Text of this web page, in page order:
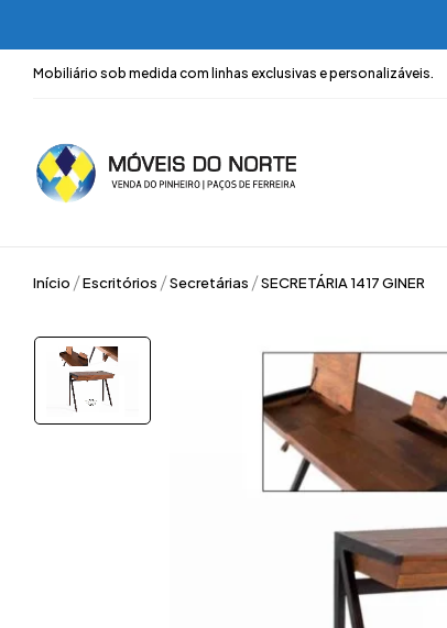
Mobiliário sob medida com linhas exclusivas e personalizáveis.
Início Escritórios Secretárias SECRETÁRIA 1417 GINER